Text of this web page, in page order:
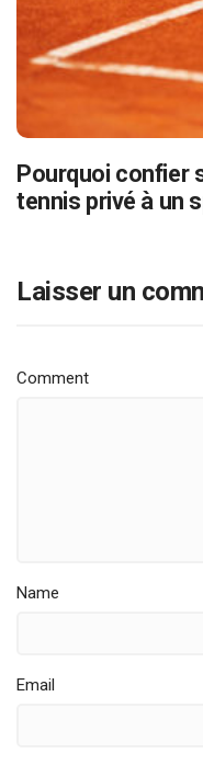
Pourquoi confier
tennis privé à un
Laisser un
Comment
Name
Email